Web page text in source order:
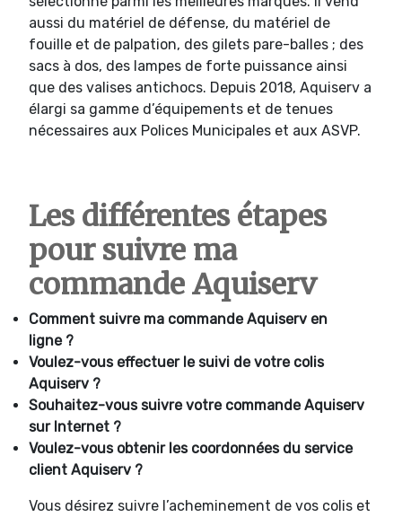
aussi du matériel de défense, du matériel de
fouille et de palpation, des gilets pare-balles ; des
sacs à dos, des lampes de forte puissance ainsi
que des valises antichocs. Depuis 2018, Aquiserv a
élargi sa gamme d’équipements et de tenues
nécessaires aux Polices Municipales et aux ASVP.
Les différentes étapes
pour suivre ma
commande Aquiserv
Comment suivre ma commande Aquiserv en
ligne ?
Voulez-vous effectuer le suivi de votre colis
Aquiserv ?
Souhaitez-vous suivre votre commande Aquiserv
sur Internet ?
Voulez-vous obtenir les coordonnées du service
client Aquiserv ?
Vous désirez suivre l’acheminement de vos colis et